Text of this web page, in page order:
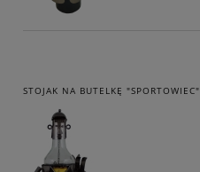
STOJAK NA BUTELKĘ "SPORTOWIEC"